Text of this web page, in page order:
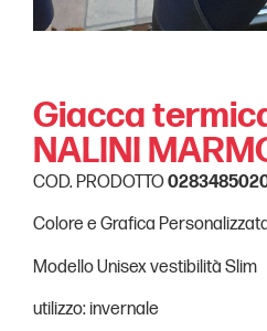
Giacca
NALINI
COD. PRODOTTO
Colore e Grafica
Modello Unisex vestibilità Slim
utilizzo: invernale